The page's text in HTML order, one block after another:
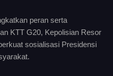
peran serta
KTT G20, Kepolisian Resor
sosialisasi Presidensi